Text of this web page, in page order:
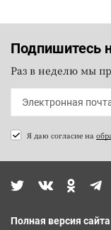
Подпишитесь
Раз в неделю мы
Я даю согласие на
Полная версия сайта